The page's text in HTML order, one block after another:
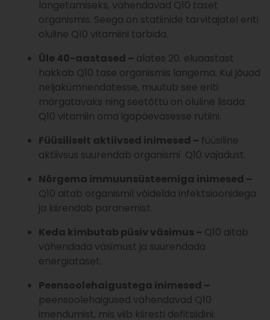
langetamiseks, vähendavad Q10 taset
organismis. Seega on statiinide tarvitajatel eriti
oluline Q10 vitamiini tarbida.
Üle 40-aastased – alates 20. eluaastast
hakkab Q10 tase organismis langema. Kui jõuad
neljakümnendatesse, muutub see eriti
märgatavaks ning seetõttu on oluline lisada
Q10 vitamiin oma igapäevasesse rutiini.
Füüsiliselt aktiivsed inimesed – füüsiline
aktiivsus suurendab organismi Q10 vajadust.
Nõrgema immuunsüsteemiga inimesed –
Q10 aitab organismil võidelda infektsioonidega
ja kiirendab paranemist.
Keda kimbutab püsiv väsimus – Q10 aitab
vähendada väsimust ja suurendada
energiataset.
Peensoolehaigustega inimesed –
peensoolehaigused vähendavad Q10
imendumist, mis viib kiiresti defitsiidini.